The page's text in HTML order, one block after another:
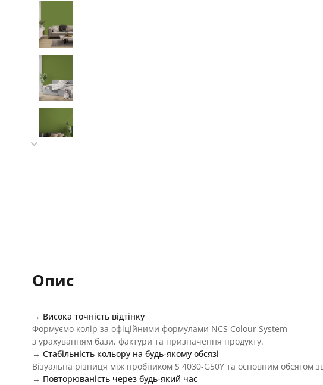
Опис
→ Висока точність відтінку
Формуємо колір за офіційними формулами NCS Colour System
з урахуванням бази, фактури та призначення продукту.
→ Стабільність кольору на будь-якому обсязі
Візуальна різниця між пробником S 4030-G50Y та основним обсягом
→ Повторюваність через будь-який час